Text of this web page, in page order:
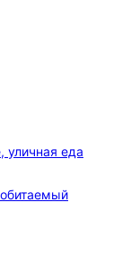
уличная еда